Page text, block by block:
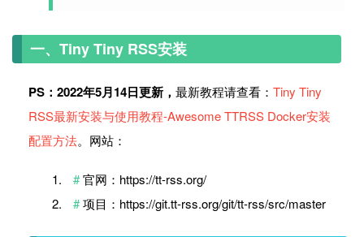
一、Tiny Tiny RSS安装
PS：2022年5月14日更新， 最新教程请查看： Tiny Tiny
RSS最新安装与使用教程-Awesome TTRSS Docker安装
配置方法。网站：
官网：https://tt-rss.org/
项目：https://git.tt-rss.org/git/tt-rss/src/master